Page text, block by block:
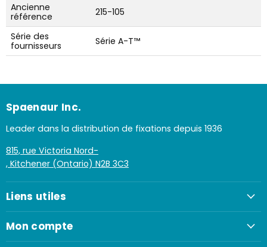
Ancienne
référence
215-105
Série des
fournisseurs
Série A-T™
Spaenaur Inc.
Leader dans la distribution de fixations depuis 1936
815, rue Victoria Nord-
, Kitchener (Ontario) N2B 3C3
Liens utiles
Mon compte